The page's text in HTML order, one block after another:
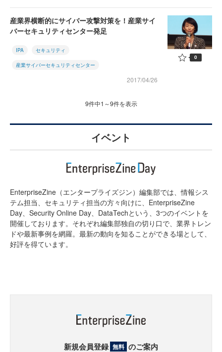
産業界横断的にサイバー攻撃対策を！産業サイ
バーセキュリティセンター発足
IPA セキュリティ
産業サイバーセキュリティセンター
2017/04/26
0
9件中1～9件を表示
イベント
EnterpriseZine（エンタープライズジン）編集部では、情報シス
テム担当、セキュリティ担当の方々向けに、EnterpriseZine
Day、Security Online Day、DataTechという、3つのイベントを
開催しております。それぞれ編集部独自の切り口で、業界トレン
ドや最新事例を網羅。最新の動向を知ることができる場として、
好評を得ています。
新規会員登録 無料 のご案内